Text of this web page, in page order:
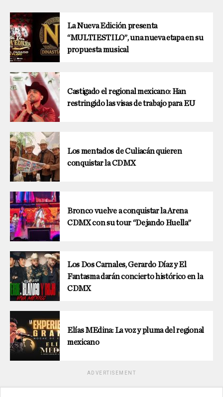
La Nueva Edición presenta
“MULTIESTILO”, una nueva etapa en su
propuesta musical
Castigado el regional mexicano: Han
restringido las visas de trabajo para EU
Los mentados de Culiacán quieren
conquistar la CDMX
Bronco vuelve a conquistar la Arena
CDMX con su tour “Dejando Huella”
Los Dos Carnales, Gerardo Díaz y El
Fantasma darán concierto histórico en la
CDMX
Elías MEdina: La voz y pluma del regional
mexicano
ADVERTISEMENT